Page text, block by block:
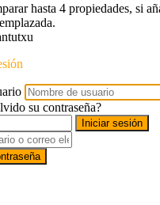
hasta 4 propiedades, si
su contraseña?
Iniciar sesión